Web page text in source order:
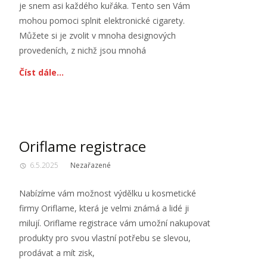
je snem asi každého kuřáka. Tento sen Vám
mohou pomoci splnit elektronické cigarety.
Můžete si je zvolit v mnoha designových
provedeních, z nichž jsou mnohá
Číst dále…
Oriflame registrace
6.5.2025 Nezařazené
Nabízíme vám možnost výdělku u kosmetické
firmy Oriflame, která je velmi známá a lidé ji
milují. Oriflame registrace vám umožní nakupovat
produkty pro svou vlastní potřebu se slevou,
prodávat a mít zisk,